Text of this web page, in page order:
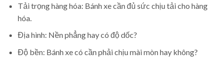
Tải trọng hàng hóa: Bánh xe cần đủ sức chịu tải cho hàng
hóa.
Địa hình: Nền phẳng hay có độ dốc?
Độ bền: Bánh xe có cần phải chịu mài mòn hay không?